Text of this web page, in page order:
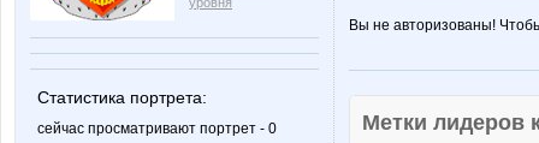
Статистика портрета:
сейчас просматривают портрет - 0
Вы не авторизованы!
Метки